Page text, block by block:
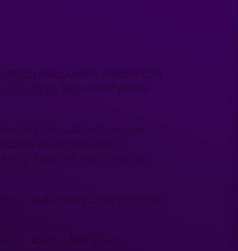
płacowych. Mechanizm
listy płac, są automatycznie
(błędne zarejestrowanie
wynagrodzenie i
(w zależności od
automatycznie generuje
Dobrze zdefiniowany